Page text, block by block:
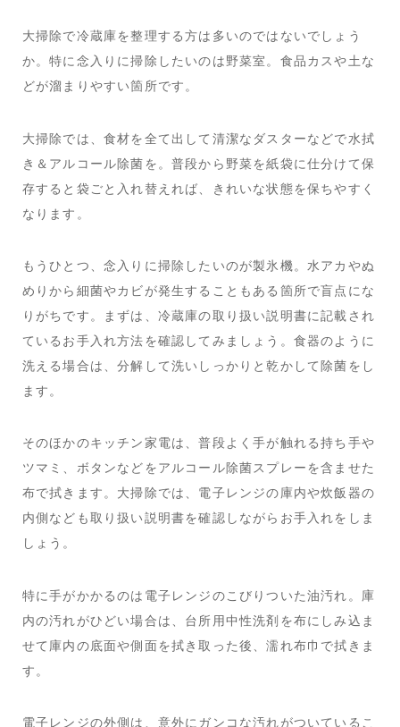
大掃除で冷蔵庫を整理する方は多いのではないでしょう
か。特に念入りに掃除したいのは野菜室。食品カスや土な
どが溜まりやすい箇所です。
大掃除では、食材を全て出して清潔なダスターなどで水拭
き＆アルコール除菌を。普段から野菜を紙袋に仕分けて保
存すると袋ごと入れ替えれば、きれいな状態を保ちやすく
なります。
もうひとつ、念入りに掃除したいのが製氷機。水アカやぬ
めりから細菌やカビが発生することもある箇所で盲点にな
りがちです。まずは、冷蔵庫の取り扱い説明書に記載され
ているお手入れ方法を確認してみましょう。食器のように
洗える場合は、分解して洗いしっかりと乾かして除菌をし
ます。
そのほかのキッチン家電は、普段よく手が触れる持ち手や
ツマミ、ボタンなどをアルコール除菌スプレーを含ませた
布で拭きます。大掃除では、電子レンジの庫内や炊飯器の
内側なども取り扱い説明書を確認しながらお手入れをしま
しょう。
特に手がかかるのは電子レンジのこびりついた油汚れ。庫
内の汚れがひどい場合は、台所用中性洗剤を布にしみ込ま
せて庫内の底面や側面を拭き取った後、濡れ布巾で拭きま
す。
電子レンジの外側は、意外にガンコな汚れがついているこ